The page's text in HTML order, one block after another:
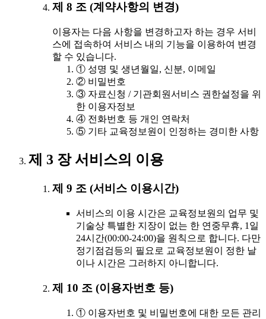
제 8 조 (계약사항의 변경)
이용자는 다음 사항을 변경하고자 하는 경우 서비
스에 접속하여 서비스 내의 기능을 이용하여 변경
할 수 있습니다.
① 성명 및 생년월일, 신분, 이메일
② 비밀번호
③ 자료신청 / 기관회원서비스 권한설정을 위
한 이용자정보
④ 전화번호 등 개인 연락처
⑤ 기타 교육정보원이 인정하는 경미한 사항
제 3 장 서비스의 이용
제 9 조 (서비스 이용시간)
서비스의 이용 시간은 교육정보원의 업무 및
기술상 특별한 지장이 없는 한 연중무휴, 1일
24시간(00:00-24:00)을 원칙으로 합니다. 다만
정기점검등의 필요로 교육정보원이 정한 날
이나 시간은 그러하지 아니합니다.
제 10 조 (이용자번호 등)
① 이용자번호 및 비밀번호에 대한 모든 관리